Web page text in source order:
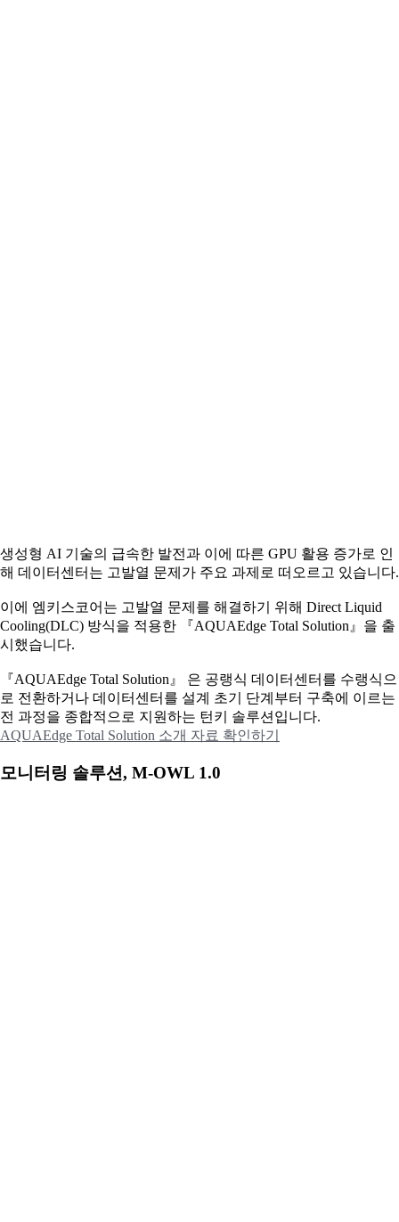
생성형 AI 기술의 급속한 발전과 이에 따른 GPU 활용 증가로 인
해 데이터센터는 고발열 문제가 주요 과제로 떠오르고 있습니다.
이에 엠키스코어는 고발열 문제를 해결하기 위해 Direct Liquid
Cooling(DLC) 방식을 적용한 『AQUAEdge Total Solution』을 출
시했습니다.
『AQUAEdge Total Solution』 은 공랭식 데이터센터를 수랭식으
로 전환하거나 데이터센터를 설계 초기 단계부터 구축에 이르는
전 과정을 종합적으로 지원하는 턴키 솔루션입니다.
AQUAEdge Total Solution 소개 자료 확인하기
모니터링 솔루션, M-OWL 1.0